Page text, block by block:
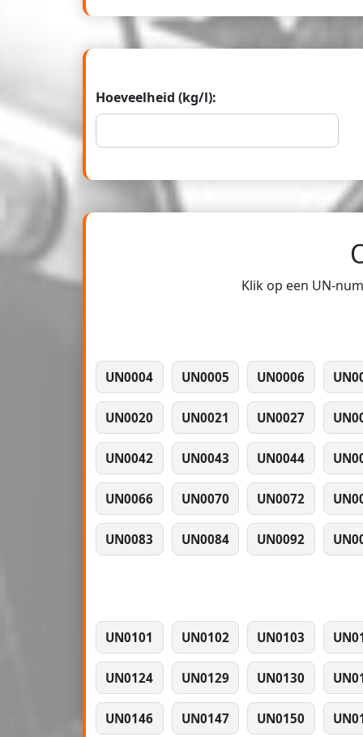
Hoeveelheid (kg/l):
Klik op een UN-
UN0004 UN0005 UN0006
UN0020 UN0021 UN0027
UN0042 UN0043 UN0044
UN0066 UN0070 UN0072
UN0083 UN0084 UN0092
UN0101 UN0102 UN0103
UN0124 UN0129 UN0130
UN0146 UN0147 UN0150